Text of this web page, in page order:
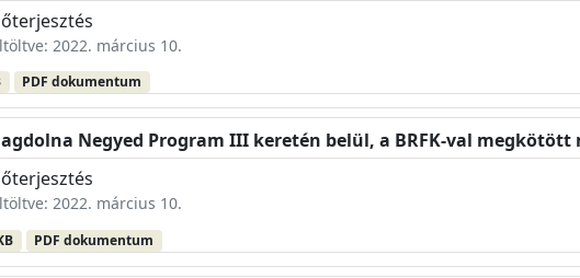
2022. március 10.
PDF dokumentum
Negyed Program III keretén belül, a BRFK-val megkötött
2022. március 10.
PDF dokumentum